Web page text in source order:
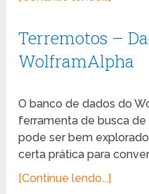
Terremotos –
WolframAlpha
O banco de dados do
ferramenta de busca
pode ser bem
certa prática para
[Continue lendo...]